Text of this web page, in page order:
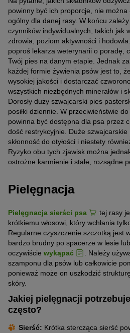
powinny być ich proporcje, nie
ogólny dla danej rasy. W końcu
czynników indywidualnych, takich jak
zdrowia, poziom aktywności i
poproś lekarza weterynarii o poradę,
Twój pies na danym etapie. Jednak
każdej formie żywienia psów jest to,
wysokiej jakości i dostarczać
wszystkich niezbędnych minerałów i
Dorosły duży szwajcarski pies
posiłki dziennie. W przeciwieństwie
powinna być dostępna dla psa przez
dość restrykcyjnie. Duże
skłonność do otyłości i niestety
Ryzyko obu tych zjawisk można
ostrożne karmienie i stałe, rozsądne
Pielęgnacja
Pielęgnacja sierści psa
tej rasy
krótkiemu włosowi, który wchłania
Regularne czyszczenie szczotką jest
bardzo brudny po spacerze w lesie
oczywiście wykąpać
. Należy
szamponu dla psów lub całkowicie
ponieważ może on uszkodzić
skóry.
Jakiej pielęgnacji
często?
Sierść: Krótka stercząca sierść